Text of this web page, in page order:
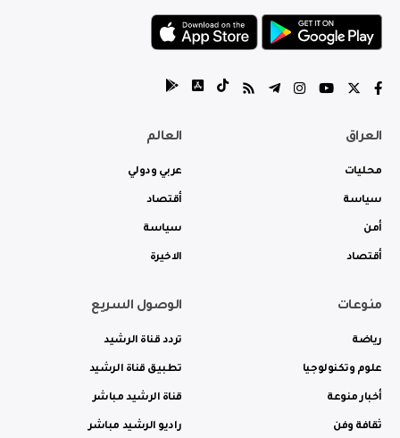
العراق
محليات
سياسة
أمن
أقتصاد
العالم
عربي ودولي
أقتصاد
سياسة
الاخيرة
منوعات
رياضة
علوم وتكنولوجيا
أخبار منوعة
ثقافة وفن
الوصول السريع
تردد قناة الرشيد
تطبيق قناة الرشيد
قناة الرشيد مباشر
راديو الرشيد مباشر